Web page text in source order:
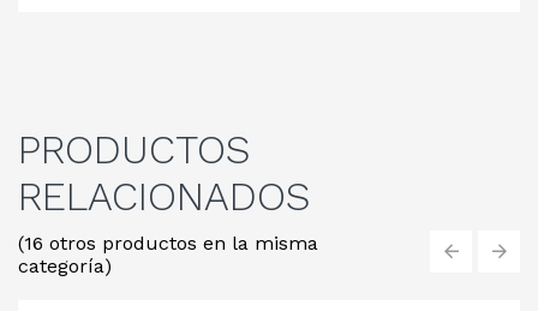
PRODUCTOS
RELACIONADOS
(16 otros productos en la misma
categoría)